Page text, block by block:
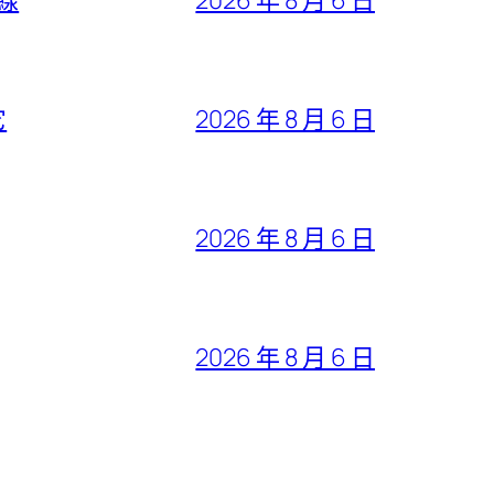
2026 年 8 月 6 日
2026 年 8 月 6 日
2026 年 8 月 6 日